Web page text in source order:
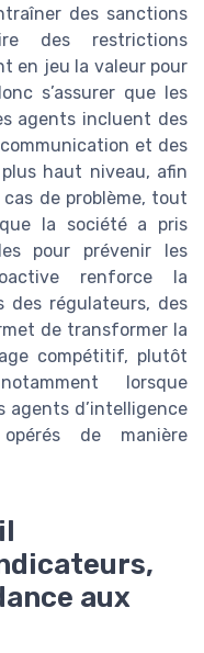
des sanctions
des restrictions
en jeu la valeur pour
s’assurer que les
agents incluent des
et des
plus haut niveau, afin
de problème, tout
la société a pris
pour prévenir les
renforce la
des régulateurs, des
de transformer la
compétitif, plutôt
lorsque
agents d’intelligence
de manière
aux